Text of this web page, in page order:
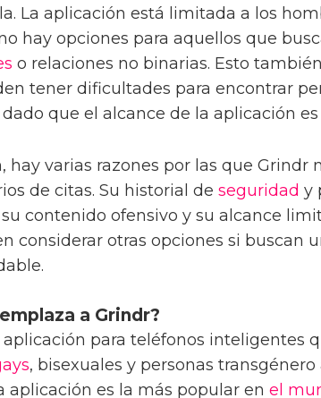
La aplicación está limitada a los
hay opciones para aquellos que
o relaciones no binarias. Esto
tener dificultades para encontrar
que el alcance de la aplicación
hay varias razones por las que Grindr
de citas. Su historial de seguridad y
contenido ofensivo y su alcance
considerar otras opciones si buscan
a Grindr?
para teléfonos inteligentes
, bisexuales y personas
aplicación es la más popular en el